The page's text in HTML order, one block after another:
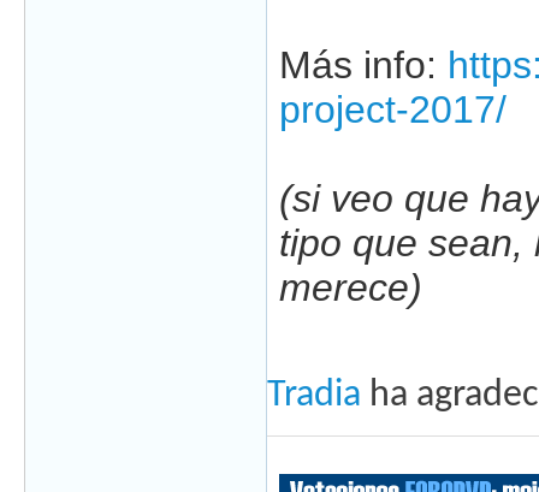
Más info:
project-2017/
(si veo que
tipo que sean,
merece)
Tradia ha